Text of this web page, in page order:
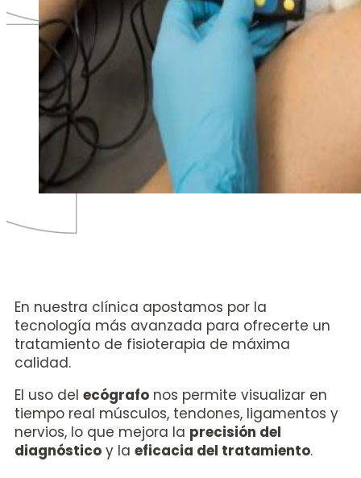
En nuestra clínica apostamos por la
tecnología más avanzada para ofrecerte un
tratamiento de fisioterapia de máxima
calidad.
El uso del ecógrafo nos permite visualizar en
tiempo real músculos, tendones, ligamentos y
nervios, lo que mejora la precisión del
diagnóstico y la eficacia del tratamiento.